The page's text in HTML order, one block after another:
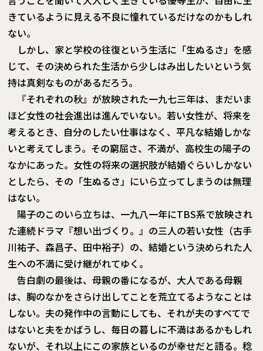
きているように見える不良に憧れているだけなのかもしれ
ない。
しかし、家と学校の往復という生活に「生ぬるさ」を感
じて、その決められた生活から少しはみ出したいという気
持は真剣なものがあるだろう。
『それぞれの秋』が放映された一九七三年は、まだいま
ほど女性の社会進出は進んでいない。若い女性が、将来を
考えるとき、自分のしたい仕事はなく、平凡な結婚しかな
いと考えてしまう。その窮屈さ、不満が、高校生の陽子の
なかにあった。女性の将来の選択肢が結婚ぐらいしかない
としたら、その「生ぬるさ」にいら立ってしまうのは無理
はない。
陽子のこのいら立ちは、一九八一年にTBS系で放映され
た連続ドラマ『想い出づくり。』の三人の若い女性（古手
川祐子、森昌子、田中裕子）の、結婚という決められた人
生への不満に受け継がれてゆく。
告白劇の最後は、母親の番になるが、大人である母親
は、胸のなかをさらけ出してことを荒立てるようなことは
しない。夫の発作中の言動にしても、それが夫のすべてで
はないと夫をかばうし、毎日の暮しに不満はあるかもしれ
ないが、それ以上にこの家族といるのが幸せだと語る。稔